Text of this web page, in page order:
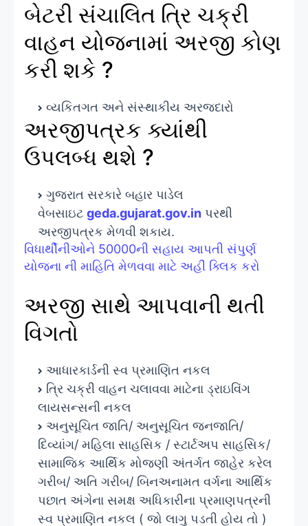
બેટરી સંચાલિત ત્રિ ચક્રી
વાહન યોજનામાં અરજી કોણ
કરી શકે ?
વ્યકિતગત અને સંસ્થાકીય અરજદારો
અરજીપત્રક ક્યાંથી
ઉપલબ્ધ થશે ?
ગુજરાત સરકારે બહાર પાડેલ
વેબસાઇટ geda.gujarat.gov.in પરથી
અરજીપત્રક મેળવી શકાય.
વિધાર્થીનીઓને 50000ની સહાય આપતી સંપુર્ણ
યોજના ની માહિતિ મેળવવા માટે અહીં ક્લિક કરો
અરજી સાથે આપવાની થતી
વિગતો
આધારકાર્ડની સ્વ પ્રમાણિત નકલ
ત્રિ ચક્રી વાહન ચલાવવા માટેના ડ્રાઇવિંગ
લાયસન્સની નકલ
અનુસૂચિત જાતિ/ અનુસૂચિત જનજાતિ/
દિવ્યાંગ/ મહિલા સાહસિક / સ્ટાર્ટઅપ સાહસિક/
સામાજિક આર્થિક મોજણી અંતર્ગત જાહેર કરેલ
ગરીબ/ અતિ ગરીબ/ બિનઅનામત વર્ગના આર્થિક
પછાત અંગેના સમક્ષ અધિકારીના પ્રમાણપત્રની
સ્વ પ્રમાણિત નકલ ( જો લાગુ પડતી હોય તો )